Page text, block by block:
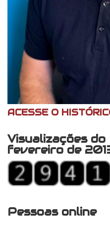
ACESSE O
Visualizações
fevereiro de
Pessoas online